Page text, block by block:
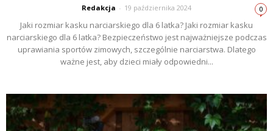
Redakcja - 19 października 2024 0
Jaki rozmiar kasku narciarskiego dla 6 latka? Jaki rozmiar kasku
narciarskiego dla 6 latka? Bezpieczeństwo jest najważniejsze podczas
uprawiania sportów zimowych, szczególnie narciarstwa. Dlatego
ważne jest, aby dzieci miały odpowiedni...